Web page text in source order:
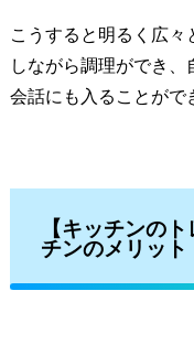
こうすると明るく広々
しながら調理ができ
会話にも入ることがで
【キッチンの
チンのメリット